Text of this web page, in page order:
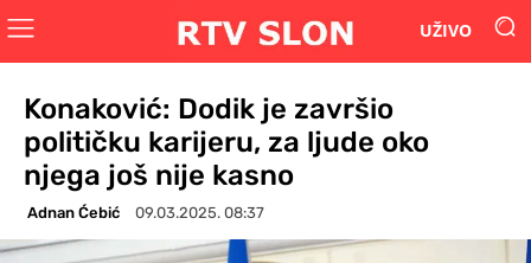
UŽIVO
Konaković: Dodik je završio
političku karijeru, za ljude oko
njega još nije kasno
Adnan Ćebić 09.03.2025. 08:37